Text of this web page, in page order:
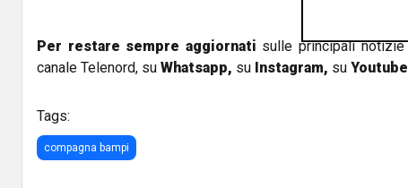
Per restare sempre aggiornati sulle principali
canale Telenord, su Whatsapp, su Instagram, su Youtube
Tags:
compagna bampi